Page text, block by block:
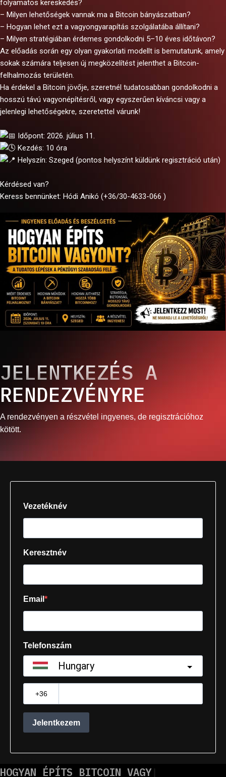
folyamatos kereskedés?
– Milyen lehetőségek vannak ma a Bitcoin bányászatban?
– Hogyan lehet ezt a vagyongyarapítás szolgálatába állítani?
– Milyen stratégiában érdemes gondolkodni 5–10 éves időtávon?
Az előadás során egy olyan gyakorlati modellt is bemutatunk, amely
sokak számára teljesen új megközelítést jelenthet a Bitcoin-
felhalmozás területén.
Ha érdekel a Bitcoin jövője, szeretnél tudatosabban gondolkodni a
hosszú távú vagyonépítésről, vagy egyszerűen kíváncsi vagy a
jelenlegi lehetőségekre, szeretettel várunk!
Időpont: 2026. július 11.
Kezdés: 10 óra
Helyszín: Szeged (pontos helyszínt küldünk regisztráció után)
Kérdésed van?
Keress bennünket: Hódi Anikó (+36/30-4633-066 )
JELENTKEZÉS A
RENDEZVÉNYRE
A rendezvényen a részvétel ingyenes, de regisztrációhoz
kötött.
HOGYAN ÉPÍTS BITCOIN VAGYO